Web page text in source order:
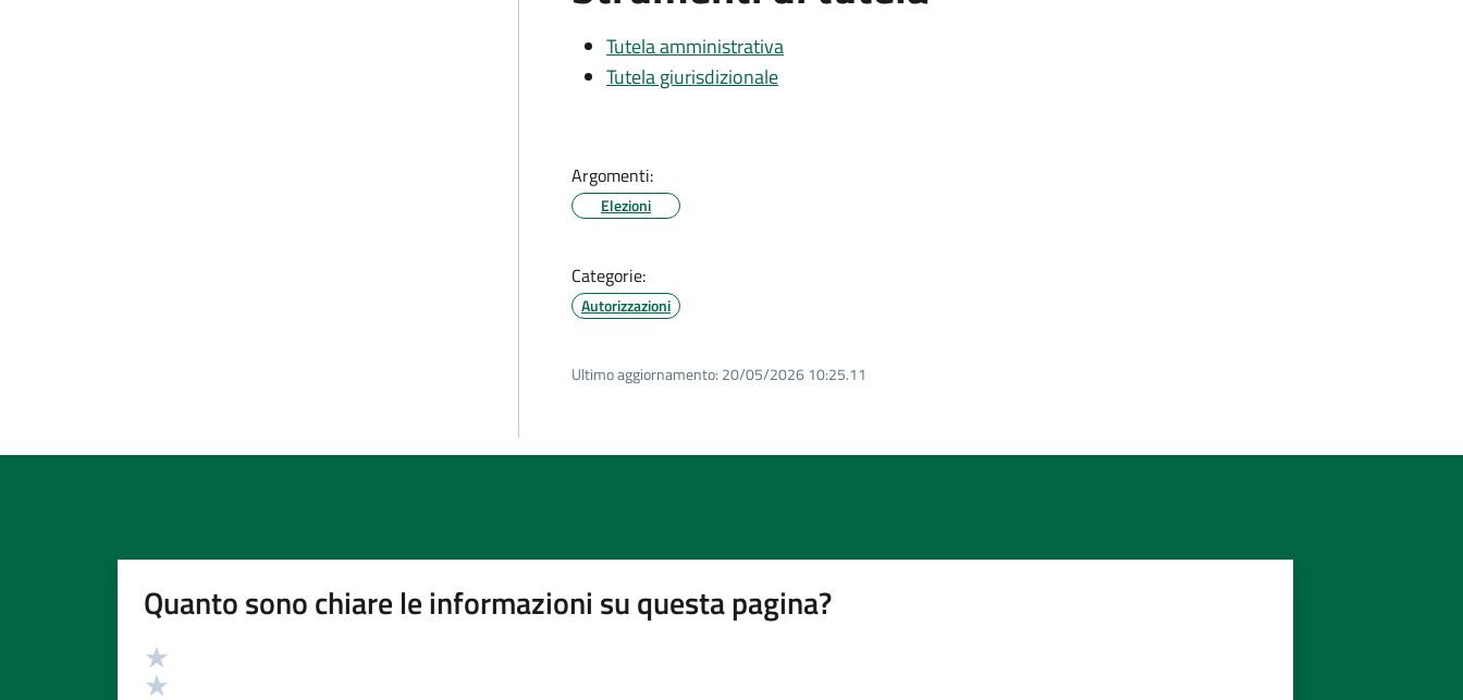
Tutela amministrativa
Tutela giurisdizionale
Argomenti:
Elezioni
Categorie:
Autorizzazioni
Ultimo aggiornamento: 20/05/2026 10:25.11
Quanto sono chiare le informazioni su questa pagina?
Valutazione